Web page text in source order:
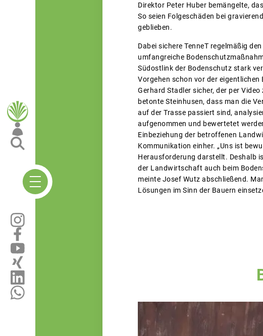
Direktor Peter Huber bemängelte,
So seien Folgeschäden bei
geblieben.
Dabei sichere TenneT regelmäßig
umfangreiche
Südostlink der Bodenschutz stark
Vorgehen schon vor der
Gerhard Stadler sicher, der per
betonte Steinhusen, dass man die
auf der Trasse passiert sind,
aufgenommen und bewertetet
Einbeziehung der betroffenen
Kommunikation einher. „Uns ist
Herausforderung darstellt. Deshalb
der Landwirtschaft auch beim
meinte Josef Wutz abschließend.
Lösungen im Sinn der Bauern